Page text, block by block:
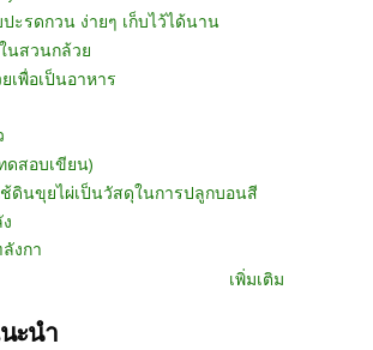
ะรดกวน ง่ายๆ เก็บไว้ได้นาน
นสวนกล้วย
เพื่อเป็นอาหาร
ดสอบเขียน)
ดินขุยไผ่เป็นวัสดุในการปลูกบอนสี
งกา
เพิ่มเติม
ะนำ